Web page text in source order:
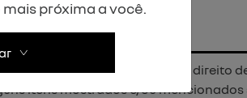
O Grupo Dinisa reserva-se o direito
itens mostrados e/ou
próxima a você.